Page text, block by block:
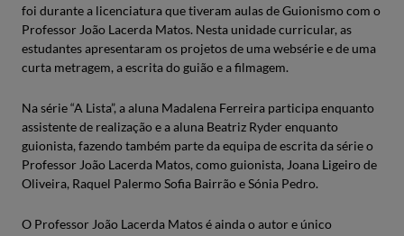
foi durante a licenciatura que tiveram aulas de Guionismo com o
Professor João Lacerda Matos. Nesta unidade curricular, as
estudantes apresentaram os projetos de uma websérie e de uma
curta metragem, a escrita do guião e a filmagem.
Na série “A Lista”, a aluna Madalena Ferreira participa enquanto
assistente de realização e a aluna Beatriz Ryder enquanto
guionista, fazendo também parte da equipa de escrita da série o
Professor João Lacerda Matos, como guionista, Joana Ligeiro de
Oliveira, Raquel Palermo Sofia Bairrão e Sónia Pedro.
O Professor João Lacerda Matos é ainda o autor e único